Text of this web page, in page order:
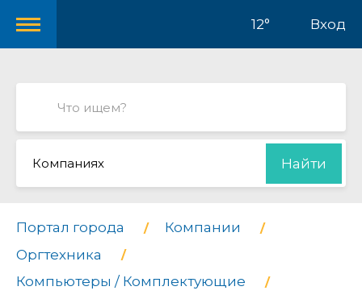
12° Вход
Компаниях Найти
Портал города
Компании
Оргтехника
Компьютеры / Комплектующие